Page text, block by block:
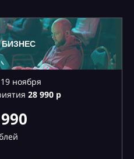
БИЗНЕС
ноября
28990 р